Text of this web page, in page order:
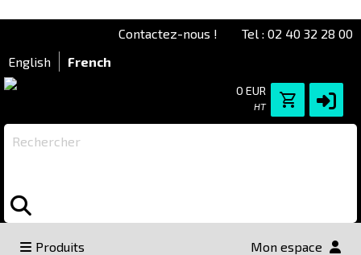
Tel : 02 40 32 28 00
Contactez-nous !
English
French
0 EUR
HT
Rechercher
Produits Mon espace